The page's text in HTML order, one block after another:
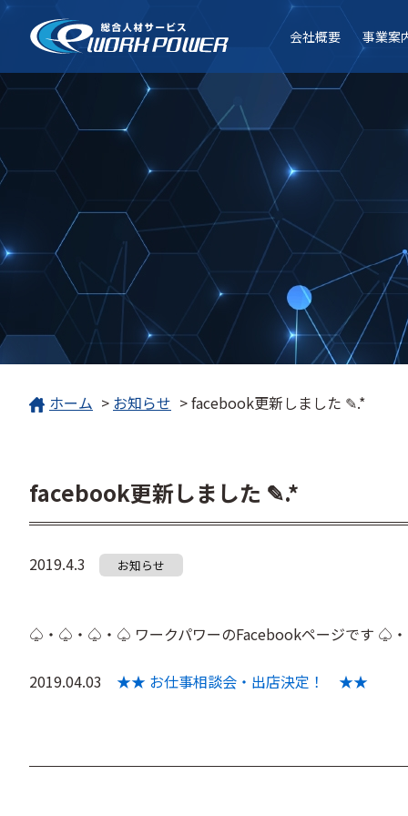
会社概要 事業案
ホーム > お知らせ >facebook更新しました ✎.*
facebook更新しました ✎.*
2019.4.3 お知らせ
♤・♤・♤・♤ ワークパワーのFacebookページです
2019.04.03 ★★ お仕事相談会・出店決定！ ★★